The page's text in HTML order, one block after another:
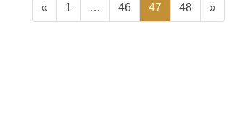
«
固
定
1 …
固
定
46
固
定
47
固
定
48 »